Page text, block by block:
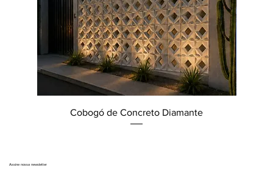
Cobogó de Concreto Diamante
Assine nossa newsletter